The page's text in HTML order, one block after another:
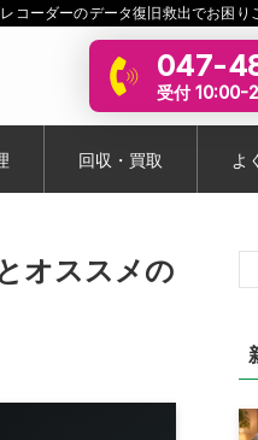
ーダーのデータ復旧救出でお困り
047-
受付 10:00-
回収・買取 よ
オススメの